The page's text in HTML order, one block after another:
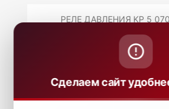
РЕЛЕ ДАВЛЕНИЯ KP 5
2 908 ₽ 1 651 ₽
Сделаем сайт